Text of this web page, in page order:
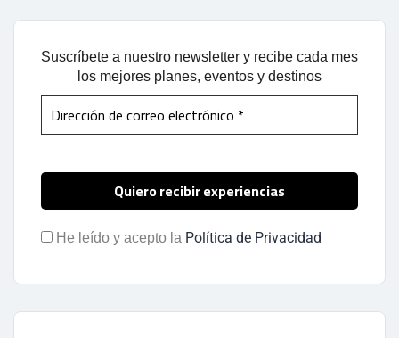
Suscríbete a nuestro newsletter y recibe cada mes
los mejores planes, eventos y destinos
He leído y acepto la Política de Privacidad